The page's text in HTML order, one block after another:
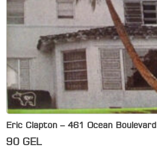
Eric Clapton – 461 Ocean Boulevard
90 GEL